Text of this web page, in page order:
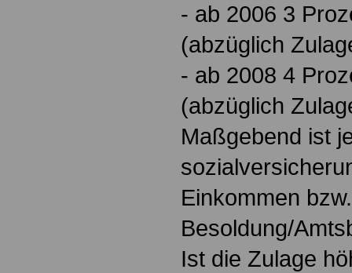
- ab 2006 3
(abzüglich
- ab 2008 4
(abzüglich
Maßgebend ist
Einkommen
Besoldung/
Ist die Zulage